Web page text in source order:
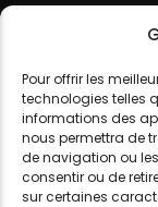
Pour offrir les
technologies telles
informations des
nous permettra de
de navigation ou
consentir ou de
sur certaines
MON COMPTE
Contact
DJ LITTLE